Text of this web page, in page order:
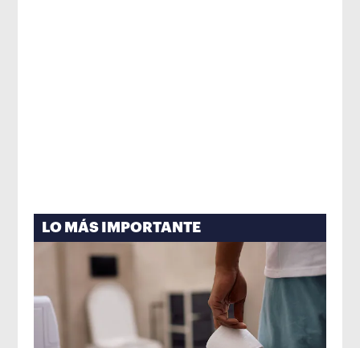
LO MÁS IMPORTANTE